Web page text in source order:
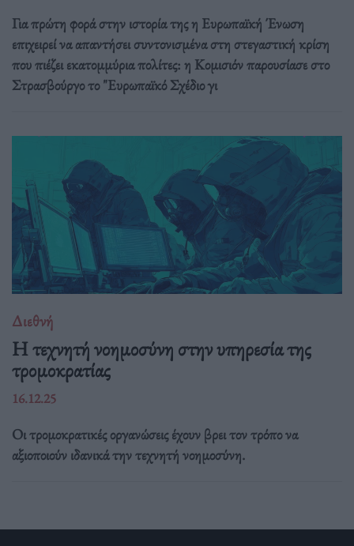
Για πρώτη φορά στην ιστορία της η Ευρωπαϊκή Ένωση
επιχειρεί να απαντήσει συντονισμένα στη στεγαστική κρίση
που πιέζει εκατομμύρια πολίτες: η Κομισιόν παρουσίασε στο
Στρασβούργο το "Ευρωπαϊκό Σχέδιο γι
Διεθνή
Η τεχνητή νοημοσύνη στην υπηρεσία της
τρομοκρατίας
16.12.25
Οι τρομοκρατικές οργανώσεις έχουν βρει τον τρόπο να
αξιοποιούν ιδανικά την τεχνητή νοημοσύνη.